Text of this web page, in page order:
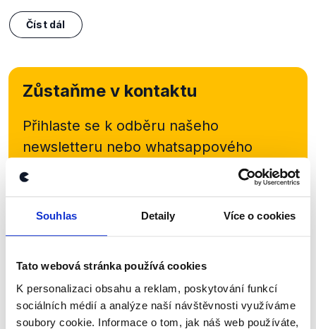
Souhlas Detaily Více o cookies
Tato webová stránka používá cookies
K personalizaci obsahu a reklam, poskytování funkcí
sociálních médií a analýze naší návštěvnosti využíváme
soubory cookie. Informace o tom, jak náš web používáte,
Číst dál
Zůstaňme v kontaktu
Přihlaste se k odběru našeho
newsletteru nebo whatsappového
kanálu, kde pravidelně přinášíme
shrnutí nejzajímavějších článků a analýz.
Začněte nás odebírat, a mějte tak
přehled o tom, jaké dezinformace a
Newsletter WhatsApp